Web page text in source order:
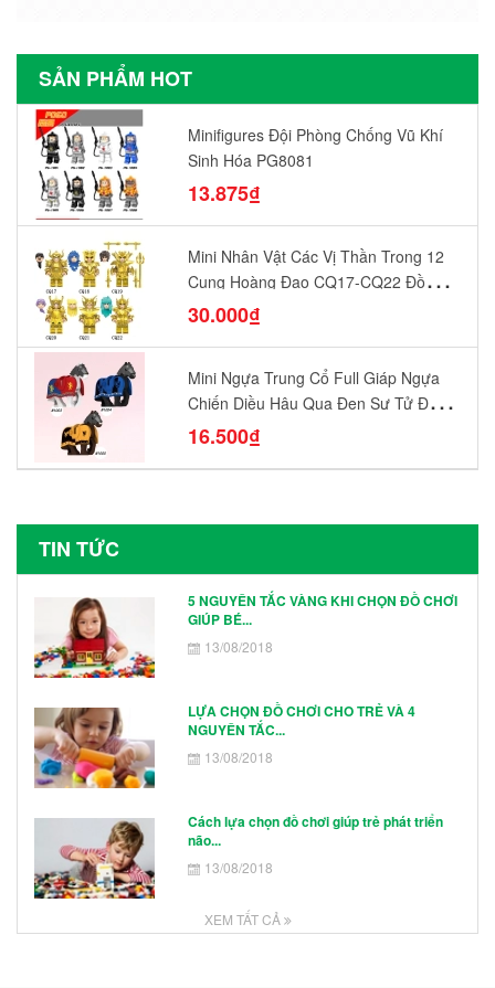
SẢN PHẨM HOT
Minifigures Đội Phòng Chống Vũ Khí
Sinh Hóa PG8081
13.875₫
Mini Nhân Vật Các Vị Thần Trong 12
Cung Hoàng Đạo CQ17-CQ22 Đồ
Chơi Lắp Ráp Mô Hình Yêu Thích
30.000₫
Mini Ngựa Trung Cổ Full Giáp Ngựa
Chiến Diều Hâu Quạ Đen Sư Tử Đỏ
N1003 - N1005 Đồ Chơi Lắp Ráp Mô
16.500₫
TIN TỨC
5 NGUYÊN TẮC VÀNG KHI CHỌN ĐỒ CHƠI
GIÚP BÉ...
13/08/2018
LỰA CHỌN ĐỒ CHƠI CHO TRẺ VÀ 4
NGUYÊN TẮC...
13/08/2018
Cách lựa chọn đồ chơi giúp trẻ phát triển
não...
13/08/2018
XEM TẤT CẢ